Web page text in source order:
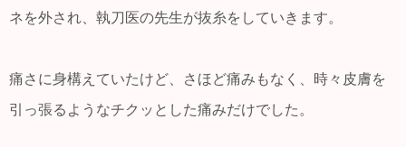
ネを外され、執刀医の先生が抜糸をしていきます。
痛さに身構えていたけど、さほど痛みもなく、時々皮膚を
引っ張るようなチクッとした痛みだけでした。